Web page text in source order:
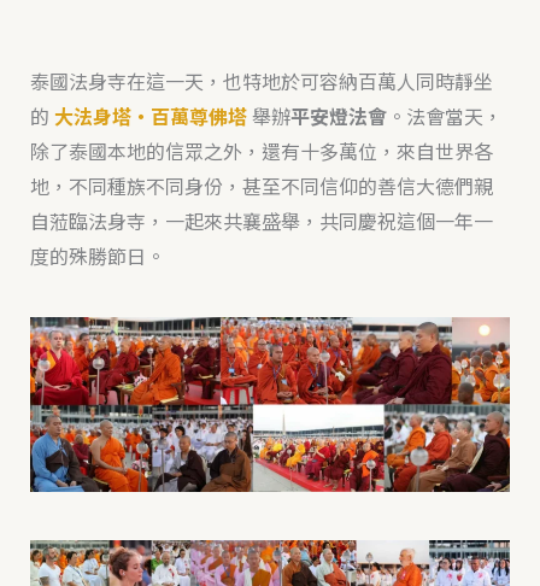
泰國法身寺在這一天，也特地於可容納百萬人同時靜坐
的 大法身塔‧百萬尊佛塔舉辦平安燈法會。法會當天，
除了泰國本地的信眾之外，還有十多萬位，來自世界各
地，不同種族不同身份，甚至不同信仰的善信大德們親
自蒞臨法身寺，一起來共襄盛舉，共同慶祝這個一年一
度的殊勝節日。